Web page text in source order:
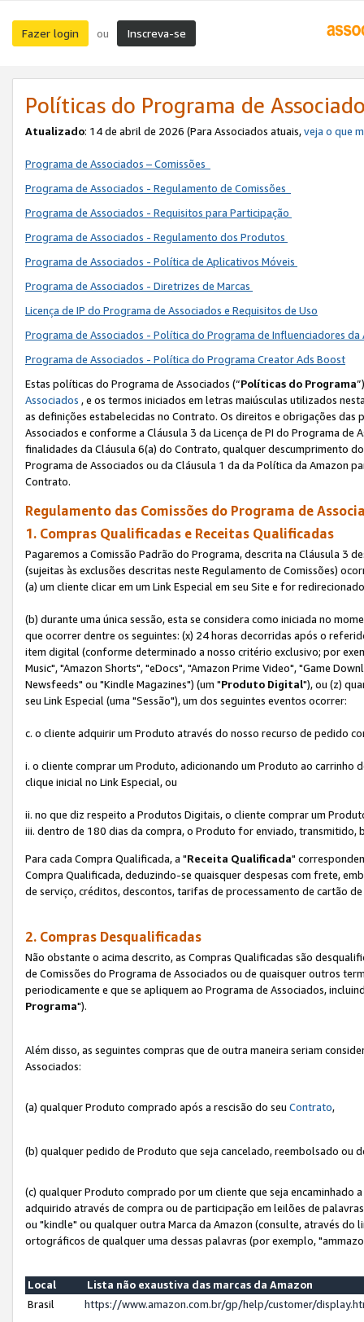
Fazer login ou Inscreva-se
Políticas do Programa de
Atualizado: 14 de abril de 2026 (Para Associados atuais,veja o que
Programa de Associados – Comissões
Programa de Associados - Regulamento de Comissões
Programa de Associados - Requisitos para Participação
Programa de Associados - Regulamento dos Produtos
Programa de Associados - Política de Aplicativos Móveis
Programa de Associados - Diretrizes de Marcas
Licença de IP do Programa de Associados e Requisitos de Uso
Programa de Associados - Política do Programa de Influenciadores
Programa de Associados - Política do Programa Creator Ads Boost
Estas políticas do Programa de Associados (“Políticas do Programa
Associados , e os termos iniciados em letras maiúsculas utilizados
as definições estabelecidas no Contrato. Os direitos e obrigações
Associados e conforme a Cláusula 3 da Licença de PI do Programa
finalidades da Cláusula 6(a) do Contrato, qualquer descumprimento
Programa de Associados ou da Cláusula 1 da da Política da Amazon
Contrato.
Regulamento das Comissões do Programa de
1. Compras Qualificadas e Receitas Qualificadas
Pagaremos a Comissão Padrão do Programa, descrita na Cláusula 3
(sujeitas às exclusões descritas neste Regulamento de Comissões)
(a) um cliente clicar em um Link Especial em seu Site e for
(b) durante uma única sessão, esta se considera como iniciada no
que ocorrer dentre os seguintes: (x) 24 horas decorridas após o
item digital (conforme determinado a nosso critério exclusivo; por
Music", "Amazon Shorts", "eDocs", "Amazon Prime Video", "Game
Newsfeeds" ou "Kindle Magazines") (um "Produto Digital"), ou (z)
seu Link Especial (uma "Sessão"), um dos seguintes eventos ocorrer:
c. o cliente adquirir um Produto através do nosso recurso de pedido
i. o cliente comprar um Produto, adicionando um Produto ao
clique inicial no Link Especial, ou
ii. no que diz respeito a Produtos Digitais, o cliente comprar um
iii. dentro de 180 dias da compra, o Produto for enviado, transmitido,
Para cada Compra Qualificada, a "Receita Qualificada"
Compra Qualificada, deduzindo-se quaisquer despesas com frete,
de serviço, créditos, descontos, tarifas de processamento de cartão
2. Compras Desqualificadas
Não obstante o acima descrito, as Compras Qualificadas são
de Comissões do Programa de Associados ou de quaisquer outros
periodicamente e que se apliquem ao Programa de Associados,
Programa").
Além disso, as seguintes compras que de outra maneira seriam
Associados:
(a) qualquer Produto comprado após a rescisão do seu Contrato,
(b) qualquer pedido de Produto que seja cancelado, reembolsado ou
(c) qualquer Produto comprado por um cliente que seja encaminhado
adquirido através de compra ou de participação em leilões de
ou "kindle" ou qualquer outra Marca da Amazon (consulte, através do
ortográficos de qualquer uma dessas palavras (por exemplo,
Local
Lista não exaustiva das marcas da Amazon
Brasil
https://www.amazon.com.br/gp/help/customer/